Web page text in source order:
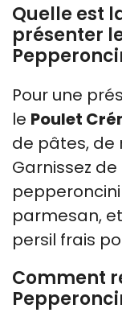
Quelle est
présenter
Pour une
le Poulet
de pâtes, de
Garnissez
parmesan,
persil frais
Comment